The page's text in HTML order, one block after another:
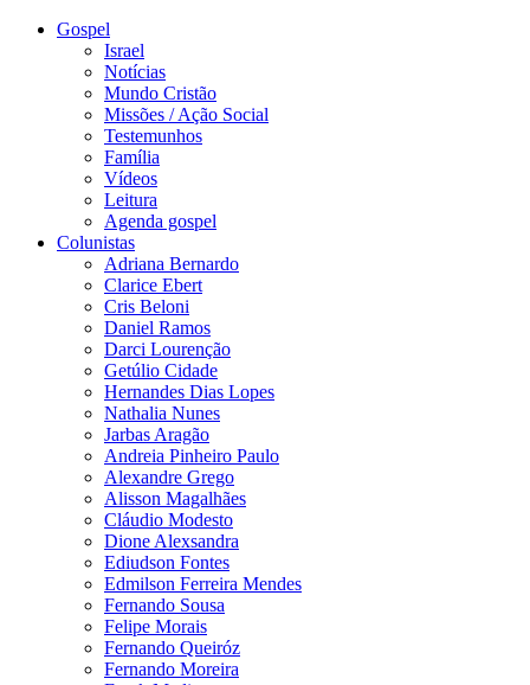
Gospel
Israel
Notícias
Mundo Cristão
Missões / Ação Social
Testemunhos
Família
Vídeos
Leitura
Agenda gospel
Colunistas
Adriana Bernardo
Clarice Ebert
Cris Beloni
Daniel Ramos
Darci Lourenção
Getúlio Cidade
Hernandes Dias Lopes
Nathalia Nunes
Jarbas Aragão
Andreia Pinheiro Paulo
Alexandre Grego
Alisson Magalhães
Cláudio Modesto
Dione Alexsandra
Ediudson Fontes
Edmilson Ferreira Mendes
Fernando Sousa
Felipe Morais
Fernando Queiróz
Fernando Moreira